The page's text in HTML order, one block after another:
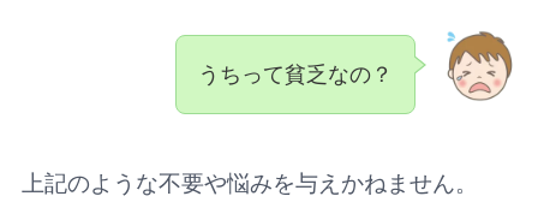
うちって貧乏なの？
上記のような不要や悩みを与えかねません。